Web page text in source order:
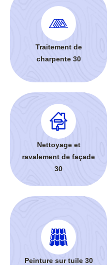
Traitement de
charpente 30
Nettoyage et
ravalement de façade
30
Peinture sur tuile 30